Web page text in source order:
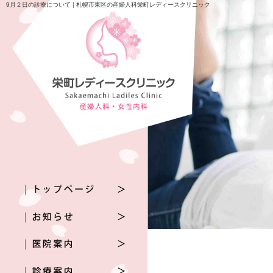
9月２日の診療について | 札幌市東区の産婦人科栄町レディースクリニック